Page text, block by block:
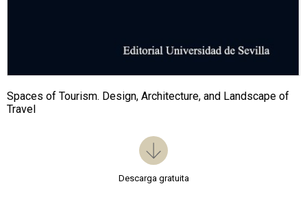
Spaces of Tourism. Design, Architecture, and Landscape of
Travel
Descarga gratuita